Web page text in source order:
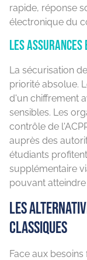
rapide, réponse
électronique du
Les
La sécurisation
priorité absolue.
d'un chiffrement
sensibles. Les
contrôle de
auprès des
étudiants
supplémentaire
pouvant
Les
classiques
Face aux